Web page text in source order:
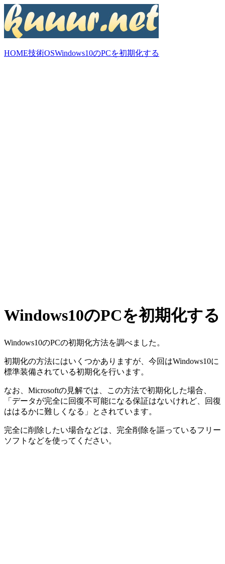
HOME技術OSWindows10のPCを初期化する
Windows10のPCを初期化する
Windows10のPCの初期化方法を調べました。
初期化の方法にはいくつかありますが、今回はWindows10に
標準装備されている初期化を行います。
なお、Microsoftの見解では、この方法で初期化した場合、
「データが完全に回復不可能になる保証はないけれど、回復
ははるかに難しくなる」とされています。
完全に削除したい場合などは、完全削除を謳っているフリー
ソフトなどを使ってください。